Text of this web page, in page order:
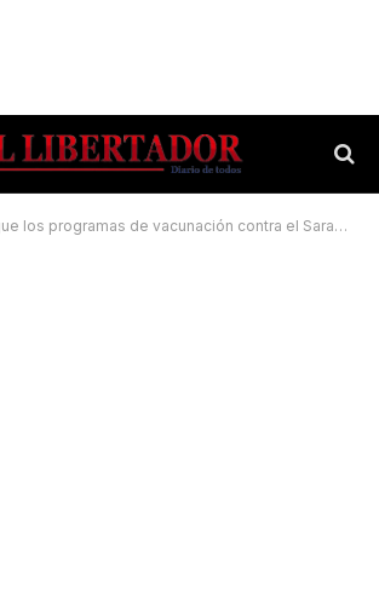
de vacunación contra el Sarampión, Covid-19 y Gripe en Corrientes